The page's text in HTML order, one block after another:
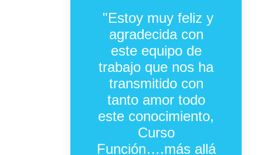
"Estoy muy feliz y
agradecida con
este equipo de
trabajo que nos ha
transmitido con
tanto amor todo
este conocimiento,
Curso
Función….más allá